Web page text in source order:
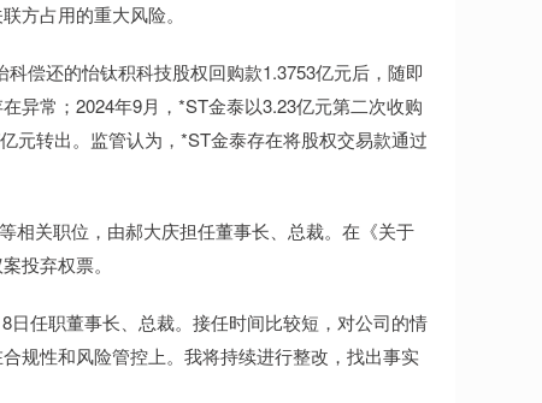
方占用的重大风险。
偿还的怡钛积科技股权回购款1.3753亿元后，随即
异常；2024年9月，*ST金泰以3.23亿元第二次收购
元转出。监管认为，*ST金泰存在将股权交易款通过
相关职位，由郝大庆担任董事长、总裁。在《关于
投弃权票。
日任职董事长、总裁。接任时间比较短，对公司的情
规性和风险管控上。我将持续进行整改，找出事实